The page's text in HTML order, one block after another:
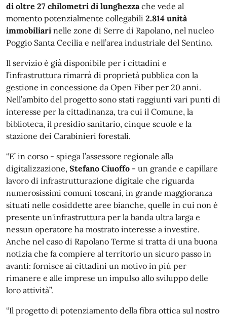
di oltre 27 chilometri di lunghezza che vede al
momento potenzialmente collegabili 2.814 unità
immobiliari nelle zone di Serre di Rapolano, nel nucleo
Poggio Santa Cecilia e nell’area industriale del Sentino.
Il servizio è già disponibile per i cittadini e
l’infrastruttura rimarrà di proprietà pubblica con la
gestione in concessione da Open Fiber per 20 anni.
Nell’ambito del progetto sono stati raggiunti vari punti di
interesse per la cittadinanza, tra cui il Comune, la
biblioteca, il presidio sanitario, cinque scuole e la
stazione dei Carabinieri forestali.
“E’ in corso - spiega l’assessore regionale alla
digitalizzazione, Stefano Ciuoffo - un grande e capillare
lavoro di infrastrutturazione digitale che riguarda
numerosissimi comuni toscani, in grande maggioranza
situati nelle cosiddette aree bianche, quelle in cui non è
presente un'infrastruttura per la banda ultra larga e
nessun operatore ha mostrato interesse a investire.
Anche nel caso di Rapolano Terme si tratta di una buona
notizia che fa compiere al territorio un sicuro passo in
avanti: fornisce ai cittadini un motivo in più per
rimanere e alle imprese un impulso allo sviluppo delle
loro attività”.
“Il progetto di potenziamento della fibra ottica sul nostro